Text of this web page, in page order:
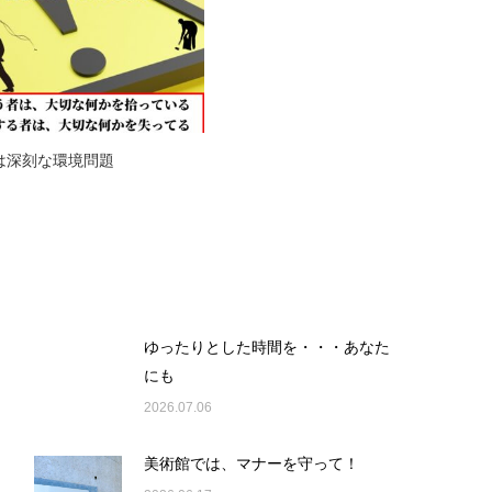
深刻な環境問題
ゆったりとした時間を・・・あなた
にも
2026.07.06
美術館では、マナーを守って！